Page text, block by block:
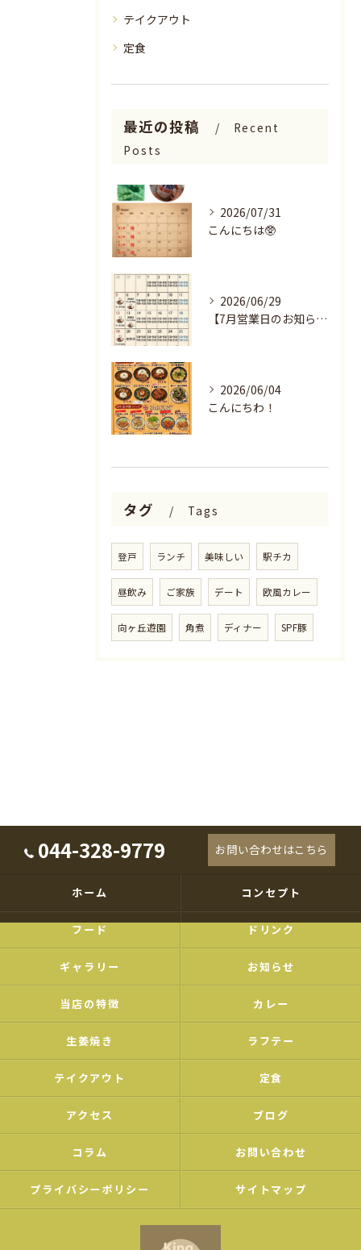
テイクアウト
定食
最近の投稿
Recent
Posts
2026/07/31
こんにちは🥸
2026/06/29
【7月営業日のお知らせ🌻】
2026/06/04
こんにちわ！
タグ Tags
登戸 ランチ 美味しい 駅チカ
昼飲み ご家族 デート 欧風カレー
向ヶ丘遊園 角煮 ディナー SPF豚
044-328-9779 お問い合わせはこちら
ホーム コンセプト
フード ドリンク
ギャラリー お知らせ
当店の特徴 カレー
生姜焼き ラフテー
テイクアウト 定食
アクセス ブログ
コラム お問い合わせ
プライバシーポリシー サイトマップ